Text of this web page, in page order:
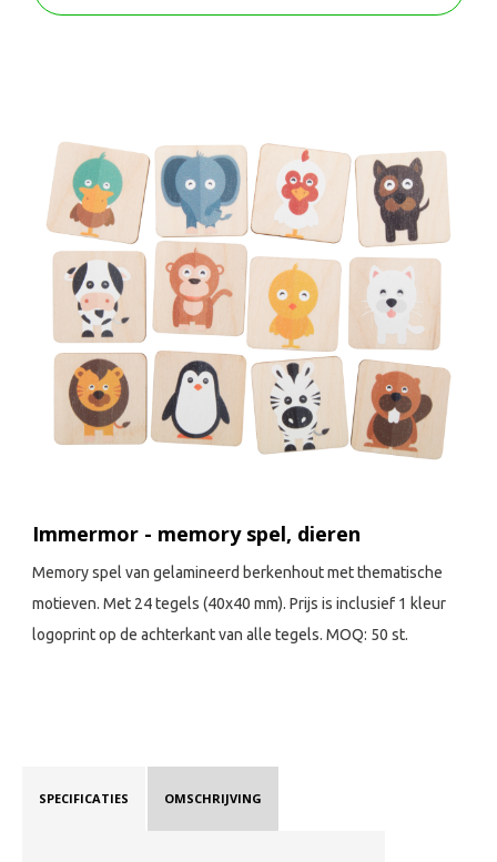
Immermor - memory spel, dieren
Memory spel van gelamineerd berkenhout met thematische
motieven. Met 24 tegels (40x40 mm). Prijs is inclusief 1 kleur
logoprint op de achterkant van alle tegels. MOQ: 50 st.
SPECIFICATIES OMSCHRIJVING